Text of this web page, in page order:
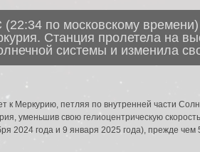
по московскому
Станция пролетела на
системы и изменила
к Меркурию, петляя по внутренней части
уменьшив свою гелиоцентрическую
2024 года и 9 января 2025 года), прежде чем